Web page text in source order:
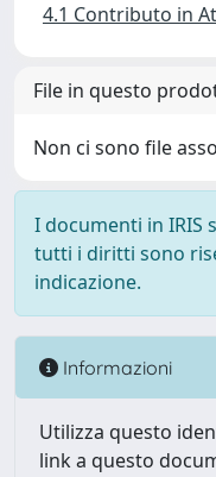
4.1 Contributo in
File in questo
Non ci sono file
I documenti in IRIS
tutti i diritti sono
indicazione.
Informazioni
Utilizza questo
link a questo